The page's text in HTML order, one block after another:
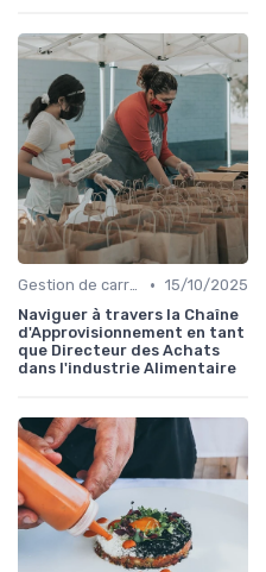
Gestion de carrière dans la food • 15/10/2025
Naviguer à travers la Chaîne
d'Approvisionnement en tant
que Directeur des Achats
dans l'industrie Alimentaire